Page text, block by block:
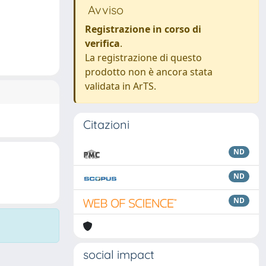
Avviso
Registrazione in corso di
verifica.
La registrazione di questo
prodotto non è ancora stata
validata in ArTS.
Citazioni
ND
ND
ND
social impact